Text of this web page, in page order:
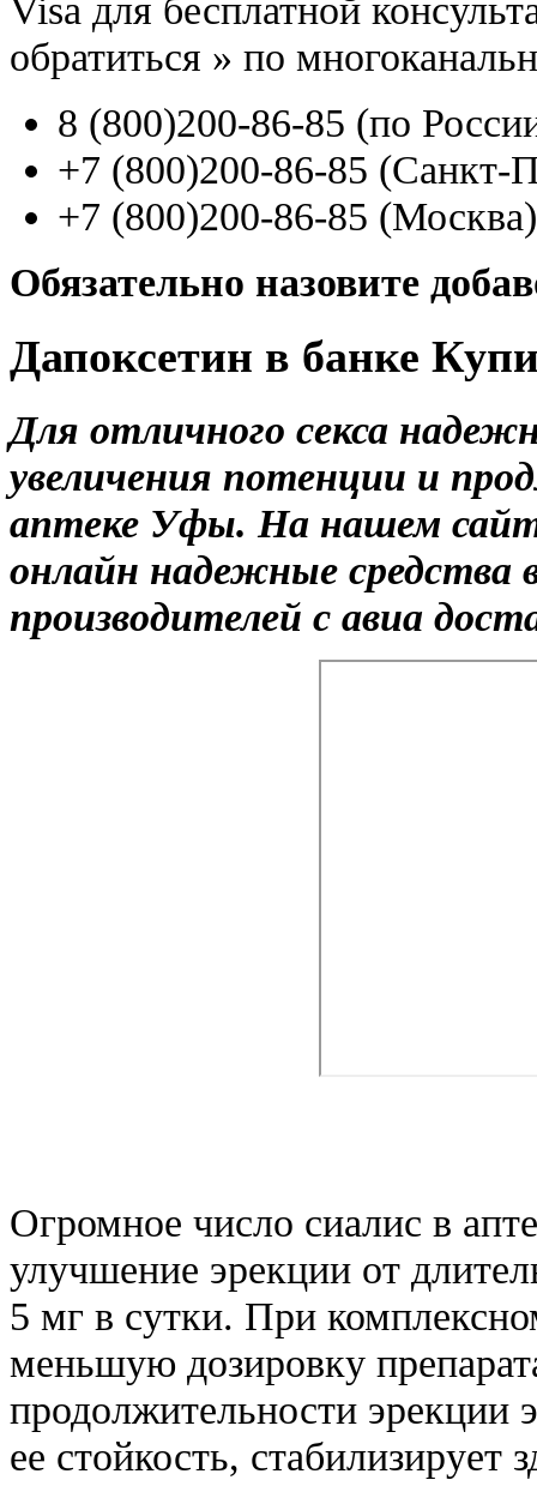
Visa для бесплатной
обратиться » по
8 (800)200-86-85 (по
+7 (800)200-86-85 (Санкт-
+7 (800)200-86-85 (Москва)
Обязательно назовите
Дапоксетин в банке
Для отличного секса
увеличения потенции и
аптеке Уфы. На нашем
онлайн надежные средства
производителей с авиа
Огромное число сиалис в
улучшение эрекции от
5 мг в сутки. При
меньшую дозировку
продолжительности эрекции
ее стойкость,